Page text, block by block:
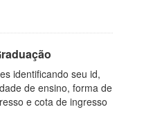
identificando seu id,
de ensino, forma de
e cota de ingresso